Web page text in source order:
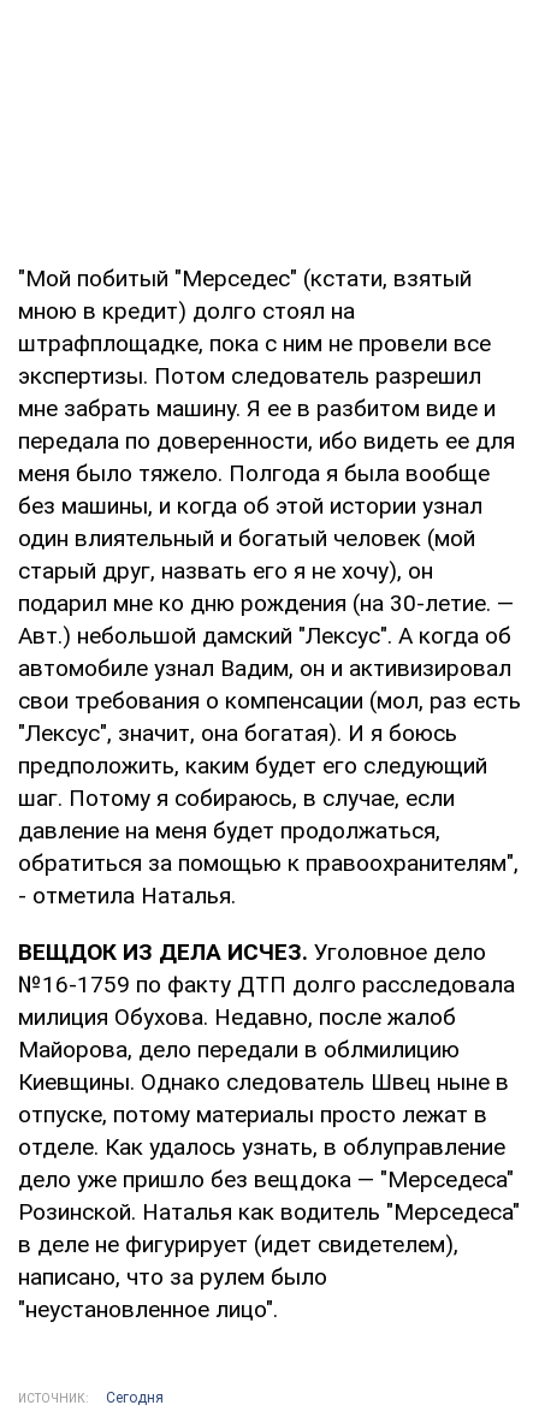
"Мой побитый "Мерседес" (кстати, взятый
мною в кредит) долго стоял на
штрафплощадке, пока с ним не провели все
экспертизы. Потом следователь разрешил
мне забрать машину. Я ее в разбитом виде и
передала по доверенности, ибо видеть ее для
меня было тяжело. Полгода я была вообще
без машины, и когда об этой истории узнал
один влиятельный и богатый человек (мой
старый друг, назвать его я не хочу), он
подарил мне ко дню рождения (на 30-летие. —
Авт.) небольшой дамский "Лексус". А когда об
автомобиле узнал Вадим, он и активизировал
свои требования о компенсации (мол, раз есть
"Лексус", значит, она богатая). И я боюсь
предположить, каким будет его следующий
шаг. Потому я собираюсь, в случае, если
давление на меня будет продолжаться,
обратиться за помощью к правоохранителям",
- отметила Наталья.
ВЕЩДОК ИЗ ДЕЛА ИСЧЕЗ. Уголовное дело
№16-1759 по факту ДТП долго расследовала
милиция Обухова. Недавно, после жалоб
Майорова, дело передали в облмилицию
Киевщины. Однако следователь Швец ныне в
отпуске, потому материалы просто лежат в
отделе. Как удалось узнать, в облуправление
дело уже пришло без вещдока — "Мерседеса"
Розинской. Наталья как водитель "Мерседеса"
в деле не фигурирует (идет свидетелем),
написано, что за рулем было
"неустановленное лицо".
ИСТОЧНИК: Сегодня